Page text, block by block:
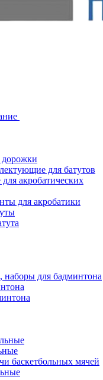
дорожки
для батутов
акробатических
для акробатики
наборы для бадминтона
баскетбольных мячей